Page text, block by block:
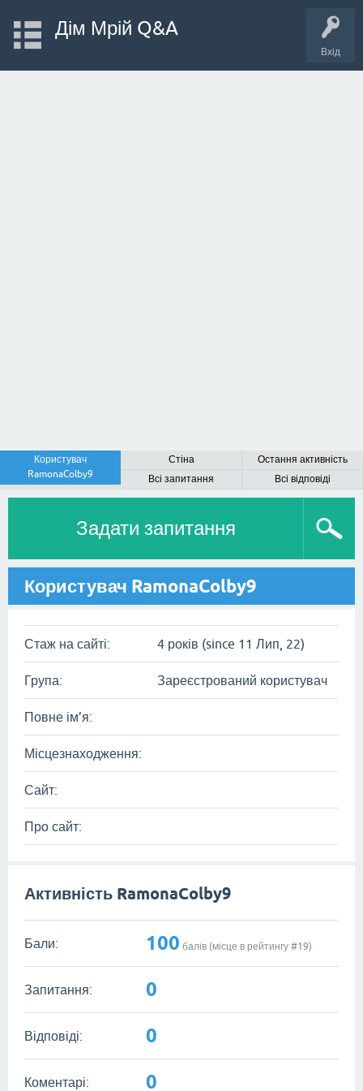
Вхід
Дім Мрій Q&A
Користувач
RamonaColby9
Стіна
Остання активність
Всі запитання
Всі відповіді
Задати запитання
Користувач RamonaColby9
Стаж на сайті: 4 років (since 11 Лип, 22)
Група: Зареєстрований користувач
Повне ім’я:
Місцезнаходження:
Сайт:
Про сайт:
Активність RamonaColby9
Бали: 100 балів (місце в рейтингу #19)
Запитання: 0
Відповіді: 0
Коментарі: 0